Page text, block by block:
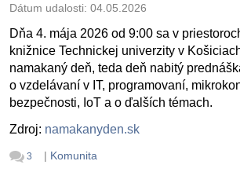
Dátum udalosti: 04.05.2026
Dňa 4. mája 2026 od 9:00 sa v
knižnice Technickej univerzity v
namakaný deň, teda deň nabitý
o vzdelávaní v IT, programovaní,
bezpečnosti, IoT a o ďalších témach.
Zdroj: namakanyden.sk
3 | Komunita